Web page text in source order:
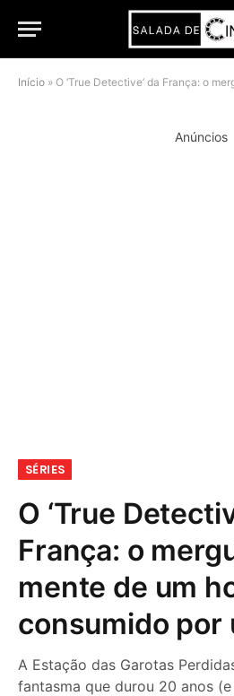
Início » O ‘True Detective’ da França: o mergulho na
Anúncios
SÉRIES
O ‘True
França: o
mente de um
consumido por
A Estação das Garotas
fantasma que durou 20 anos